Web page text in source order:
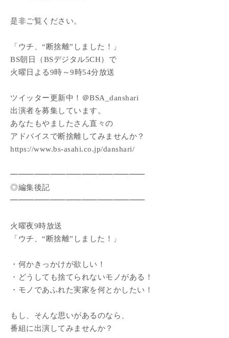
是非ご覧ください。
「ウチ、“断捨離”しました！」
BS朝日（BSデジタル5CH）で
火曜日よる9時～9時54分放送
ツイッター更新中！＠BSA_danshari
出演者を募集しています。
あなたもやましたさん直々の
アドバイスで断捨離してみませんか？
https://www.bs-asahi.co.jp/danshari/
━━━━━━━━━━━━━━━━━
◎編集後記
━━━━━━━━━━━━━━━━━
火曜夜9時放送
「ウチ、“断捨離”しました！」
・何かきっかけが欲しい！
・どうしても捨てられないモノがある！
・モノであふれた実家を何とかしたい！
もし、そんな思いがあるのなら、
番組に出演してみませんか？